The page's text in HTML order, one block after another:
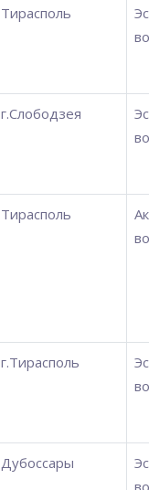
Тирасполь
г.Слободзея
Тирасполь
г.Тирасполь
Дубоссары